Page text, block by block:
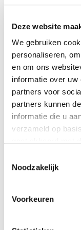
Deze website
We gebruiken
personaliseren,
en om ons
informatie over
partners voor
partners kunnen
informatie die u
verzameld op
Noodzakelijk
Voorkeuren
Bij inschrijving gaat u
Vul deze informatie
gepubliceerd.